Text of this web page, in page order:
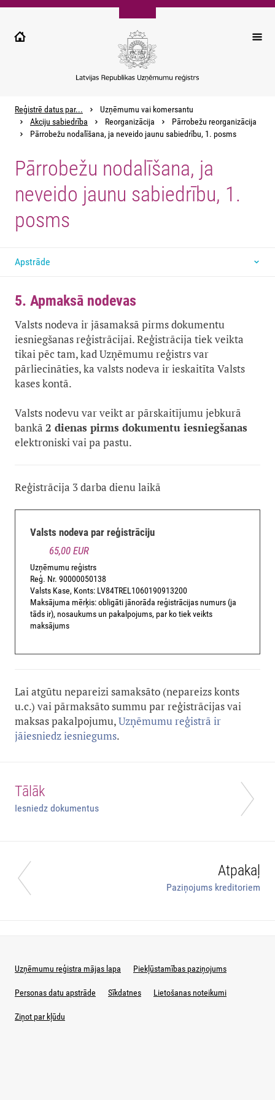
Pārlekt
galveno
Reģistrē datus par...
Uzņēmumu vai komersantu
Akciju sabiedrība
Reorganizācija
Pārrobežu reorganizācija
Pārrobežu nodalīšana, ja neveido jaunu sabiedrību, 1. posms
Pārrobežu nodalīšana, ja
neveido jaunu sabiedrību, 1.
posms
Apstrāde
5. Apmaksā nodevas
Valsts nodeva ir jāsamaksā pirms dokumentu
iesniegšanas reģistrācijai. Reģistrācija tiek veikta
tikai pēc tam, kad Uzņēmumu reģistrs var
pārliecināties, ka valsts nodeva ir ieskaitīta Valsts
kases kontā.
Valsts nodevu var veikt ar pārskaitījumu jebkurā
bankā 2 dienas pirms dokumentu iesniegšanas
elektroniski vai pa pastu.
Reģistrācija 3 darba dienu laikā
Valsts nodeva par reģistrāciju
65,00 EUR
Uzņēmumu reģistrs
Reģ. Nr. 90000050138
Valsts Kase, Konts: LV84TREL1060190913200
Maksājuma mērķis: obligāti jānorāda reģistrācijas numurs (ja
tāds ir), nosaukums un pakalpojums, par ko tiek veikts
maksājums
Lai atgūtu nepareizi samaksāto (nepareizs konts
u.c.) vai pārmaksāto summu par reģistrācijas vai
maksas pakalpojumu,Uzņēmumu reģistrā ir
jāiesniedz iesniegums.
Tālāk
Iesniedz dokumentus
Atpakaļ
Paziņojums kreditoriem
Uzņēmumu reģistra mājas lapa Piekļūstamības paziņojums
Personas datu apstrāde Sīkdatnes Lietošanas noteikumi
Ziņot par kļūdu